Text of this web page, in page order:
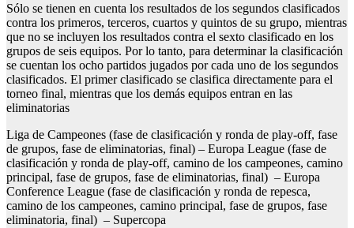
Sólo se tienen en cuenta los resultados de los segundos clasificados
contra los primeros, terceros, cuartos y quintos de su grupo, mientras
que no se incluyen los resultados contra el sexto clasificado en los
grupos de seis equipos. Por lo tanto, para determinar la clasificación
se cuentan los ocho partidos jugados por cada uno de los segundos
clasificados. El primer clasificado se clasifica directamente para el
torneo final, mientras que los demás equipos entran en las
eliminatorias
Liga de Campeones (fase de clasificación y ronda de play-off, fase
de grupos, fase de eliminatorias, final) – Europa League (fase de
clasificación y ronda de play-off, camino de los campeones, camino
principal, fase de grupos, fase de eliminatorias, final) – Europa
Conference League (fase de clasificación y ronda de repesca,
camino de los campeones, camino principal, fase de grupos, fase
eliminatoria, final) – Supercopa